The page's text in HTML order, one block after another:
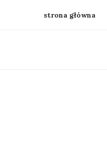
strona główna